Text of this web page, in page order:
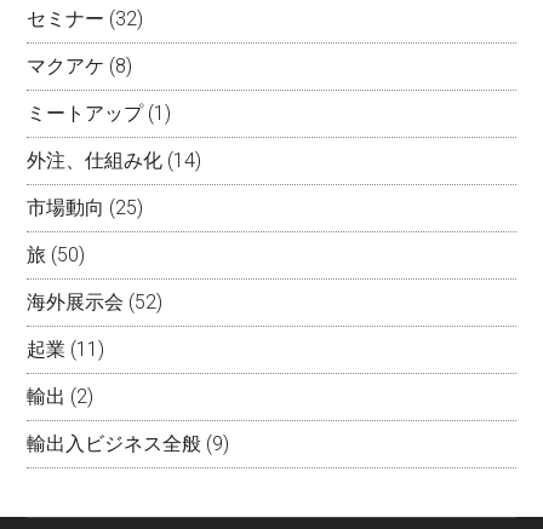
セミナー (32)
マクアケ (8)
ミートアップ(1)
外注、仕組み化 (14)
市場動向 (25)
旅 (50)
海外展示会 (52)
起業 (11)
輸出 (2)
輸出入ビジネス全般 (9)